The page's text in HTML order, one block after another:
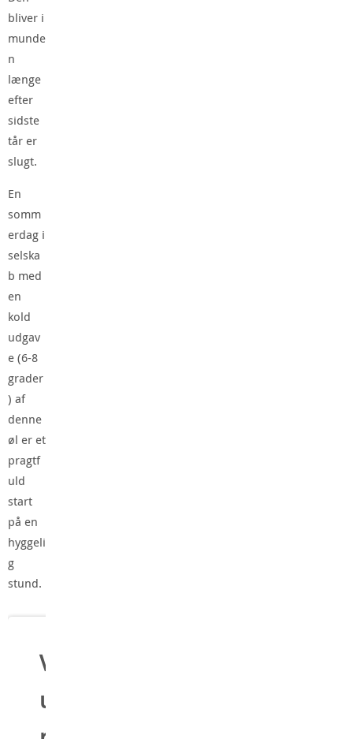
bliver i
munde
n
længe
efter
sidste
tår er
slugt.
En
somm
erdag i
selska
b med
en
kold
udgav
e (6-8
grader
) af
denne
øl er et
pragtf
uld
start
på en
hyggeli
g
stund.
V
u